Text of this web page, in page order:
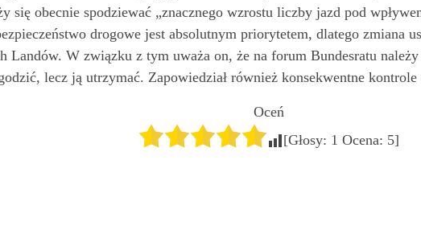
się obecnie spodziewać „znacznego wzrostu liczby jazd pod
drogowe jest absolutnym priorytetem, dlatego zmiana
Landów. W związku z tym uważa on, że na forum Bundesratu
lecz ją utrzymać. Zapowiedział również konsekwentne
Oceń
[Głosy: 1 Ocena: 5]